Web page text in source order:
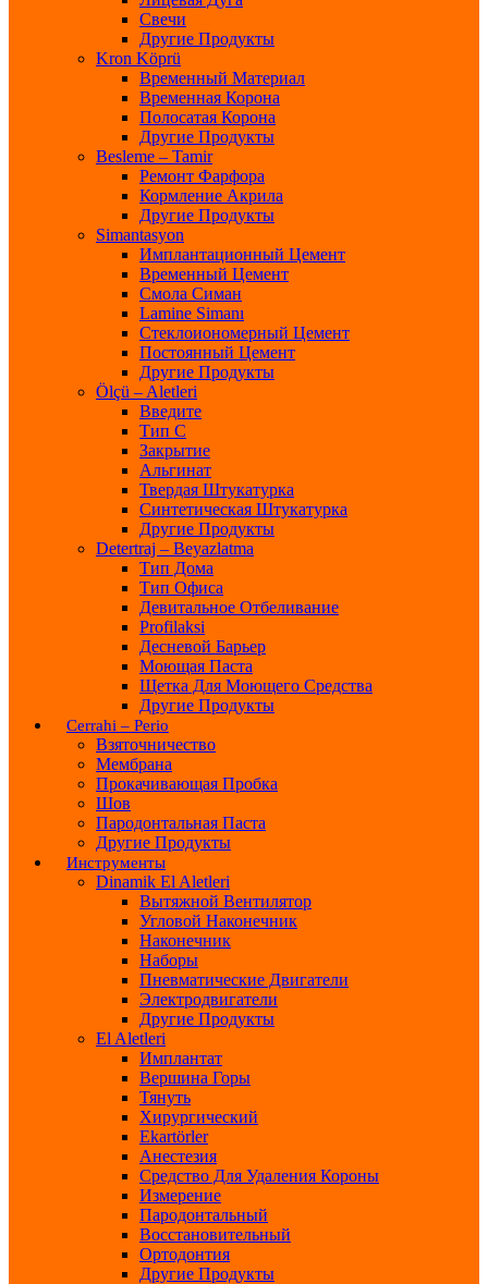
Свечи
Другие Продукты
Kron Köprü
Временный Материал
Временная Корона
Полосатая Корона
Другие Продукты
Besleme – Tamir
Ремонт Фарфора
Кормление Акрила
Другие Продукты
Simantasyon
Имплантационный Цемент
Временный Цемент
Смола Симан
Lamine Simanı
Стеклоиономерный Цемент
Постоянный Цемент
Другие Продукты
Ölçü – Aletleri
Введите
Тип С
Закрытие
Альгинат
Твердая Штукатурка
Синтетическая Штукатурка
Другие Продукты
Detertraj – Beyazlatma
Тип Дома
Тип Офиса
Девитальное Отбеливание
Profilaksi
Десневой Барьер
Моющая Паста
Щетка Для Моющего Средства
Другие Продукты
Cerrahi – Perio
Взяточничество
Мембрана
Прокачивающая Пробка
Шов
Пародонтальная Паста
Другие Продукты
Инструменты
Dinamik El Aletleri
Вытяжной Вентилятор
Угловой Наконечник
Наконечник
Наборы
Пневматические Двигатели
Электродвигатели
Другие Продукты
El Aletleri
Имплантат
Вершина Горы
Тянуть
Хирургический
Ekartörler
Анестезия
Средство Для Удаления Короны
Измерение
Пародонтальный
Восстановительный
Ортодонтия
Другие Продукты